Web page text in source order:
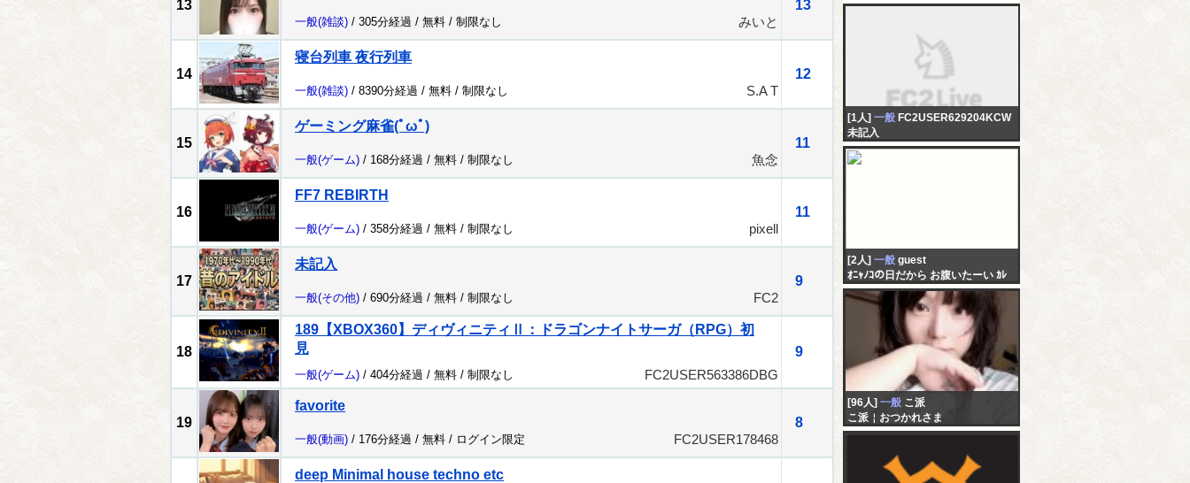
13
13
一般(雑談) / 305分経過 / 無料 / 制限なし みいと
14
寝台列車 夜行列車
12
一般(雑談) / 8390分経過 / 無料 / 制限なし S.A T
15
ゲーミング麻雀(ﾟωﾟ)
11
一般(ゲーム) / 168分経過 / 無料 / 制限なし 魚念
16
FF7 REBIRTH
11
一般(ゲーム) / 358分経過 / 無料 / 制限なし pixell
17
未記入
9
一般(その他) / 690分経過 / 無料 / 制限なし FC2
18
189【XBOX360】ディヴィニティⅡ：ドラゴンナイトサーガ（RPG）初
見
9
一般(ゲーム) / 404分経過 / 無料 / 制限なし FC2USER563386DBG
19
favorite
8
一般(動画) / 176分経過 / 無料 / ログイン限定 FC2USER178468
deep Minimal house techno etc
[1人] 一般 FC2USER629204KCW
未記入
[2人] 一般 guest
ｵﾆｬﾉｺの日だから お腹いたーい ｶﾚ
のことめちゃくちゃ気になってる
し 諦めたくなーい
[96人] 一般 こ派
こ派￤おつかれさま